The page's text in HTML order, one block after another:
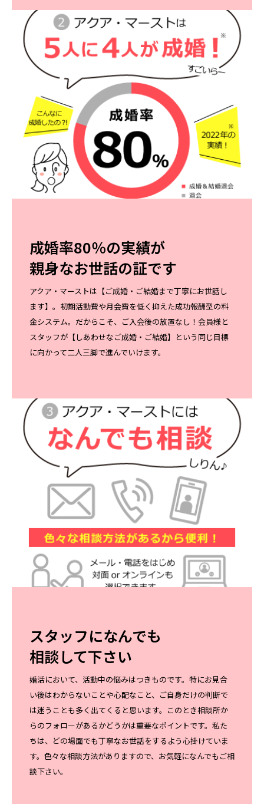
成婚率80％の実績が
親身なお世話の証です
アクア・マーストは【ご成婚・ご結婚まで丁寧にお世話し
ます】。初期活動費や月会費を低く抑えた成功報酬型の料
金システム。だからこそ、ご入会後の放置なし！会員様と
スタッフが【しあわせなご成婚・ご結婚】という同じ目標
に向かって二人三脚で進んでいけます。
スタッフになんでも
相談して下さい
婚活において、活動中の悩みはつきものです。特にお見合
い後はわからないことや心配なこと、ご自身だけの判断で
は迷うことも多く出てくると思います。このとき相談所か
らのフォローがあるかどうかは重要なポイントです。私た
ちは、どの場面でも丁寧なお世話をするよう心掛けていま
す。色々な相談方法がありますので、お気軽になんでもご相
談下さい。